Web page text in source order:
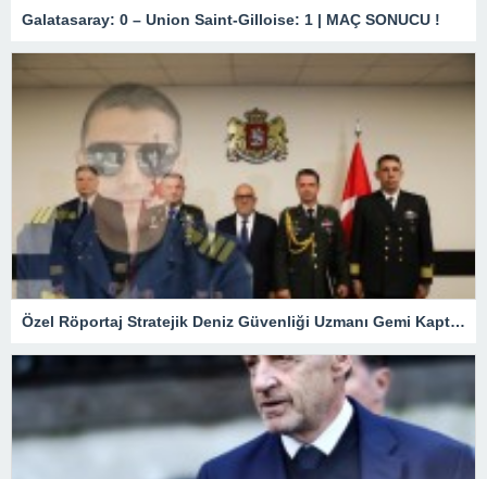
Galatasaray: 0 – Union Saint-Gilloise: 1 | MAÇ SONUCU !
Özel Röportaj Stratejik Deniz Güvenliği Uzmanı Gemi Kaptanı Şahin Avşar ile Konuştuk? “Karadeniz’de yeni bir güvenlik mimarisi mi doğuyor?